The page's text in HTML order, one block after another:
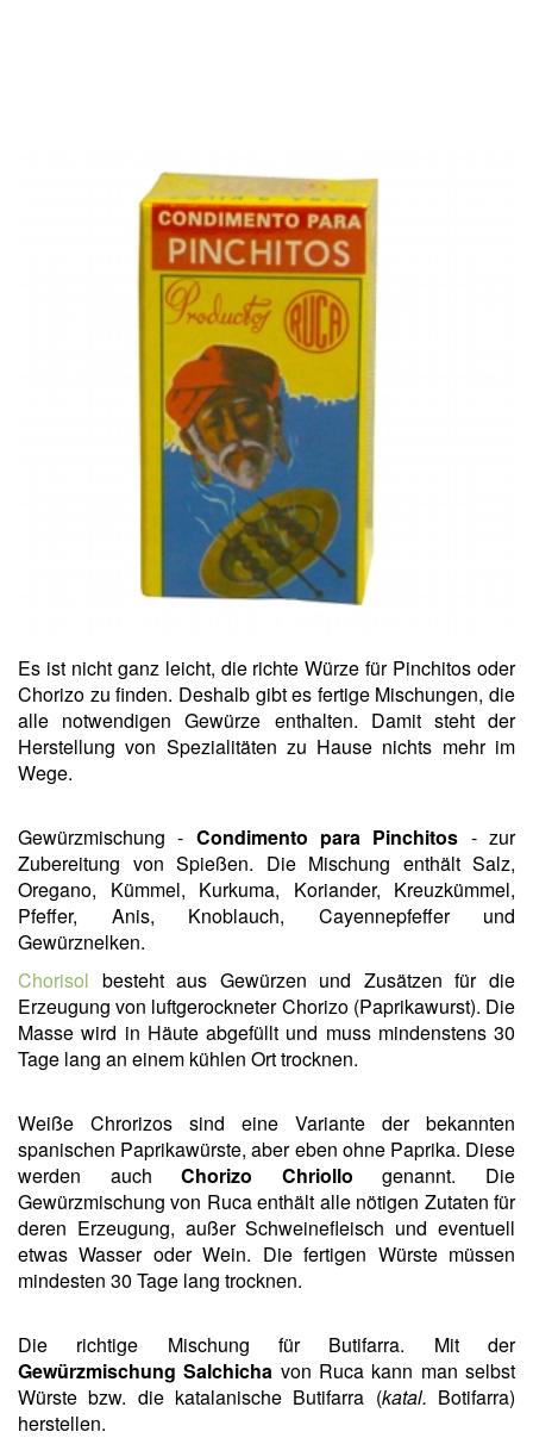
Es ist nicht ganz leicht, die richte Würze für Pinchitos oder
Chorizo zu finden. Deshalb gibt es fertige Mischungen, die
alle notwendigen Gewürze enthalten. Damit steht der
Herstellung von Spezialitäten zu Hause nichts mehr im
Wege.
Gewürzmischung - Condimento para Pinchitos - zur
Zubereitung von Spießen. Die Mischung enthält Salz,
Oregano, Kümmel, Kurkuma, Koriander, Kreuzkümmel,
Pfeffer, Anis, Knoblauch, Cayennepfeffer und
Gewürznelken.
Chorisol besteht aus Gewürzen und Zusätzen für die
Erzeugung von luftgerockneter Chorizo (Paprikawurst). Die
Masse wird in Häute abgefüllt und muss mindenstens 30
Tage lang an einem kühlen Ort trocknen.
Weiße Chrorizos sind eine Variante der bekannten
spanischen Paprikawürste, aber eben ohne Paprika. Diese
werden auchChorizo Chriollo genannt. Die
Gewürzmischung von Ruca enthält alle nötigen Zutaten für
deren Erzeugung, außer Schweinefleisch und eventuell
etwas Wasser oder Wein. Die fertigen Würste müssen
mindesten 30 Tage lang trocknen.
Die richtige Mischung für Butifarra. Mit der
Gewürzmischung Salchicha von Ruca kann man selbst
Würste bzw. die katalanische Butifarra (katal. Botifarra)
herstellen.